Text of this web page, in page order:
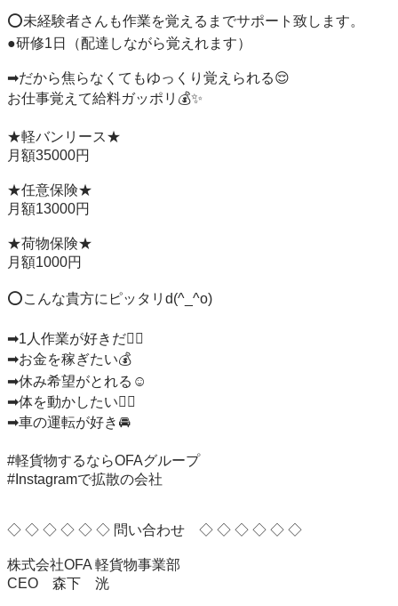
⭕️未経験者さんも作業を覚えるまでサポート致します。
●研修1日（配達しながら覚えれます）
➡︎だから焦らなくてもゆっくり覚えられる😌
お仕事覚えて給料ガッポリ💰✨
★軽バンリース★
月額35000円
★任意保険★
月額13000円
★荷物保険★
月額1000円
⭕️こんな貴方にピッタリd(^_^o)
➡︎1人作業が好きだ👨‍⚕️
➡︎お金を稼ぎたい💰
➡︎休み希望がとれる☺️
➡︎体を動かしたい🏃‍♂️
➡︎車の運転が好き🚘
#軽貨物するならOFAグループ
#Instagramで拡散の会社
◇ ◇ ◇ ◇ ◇ ◇ 問い合わせ　◇ ◇ ◇ ◇ ◇ ◇
株式会社OFA 軽貨物事業部
CEO　森下　洸